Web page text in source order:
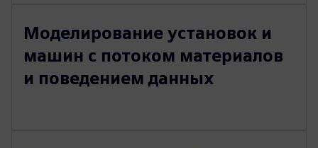
Моделирование установок и
машин с потоком материалов
и поведением данных